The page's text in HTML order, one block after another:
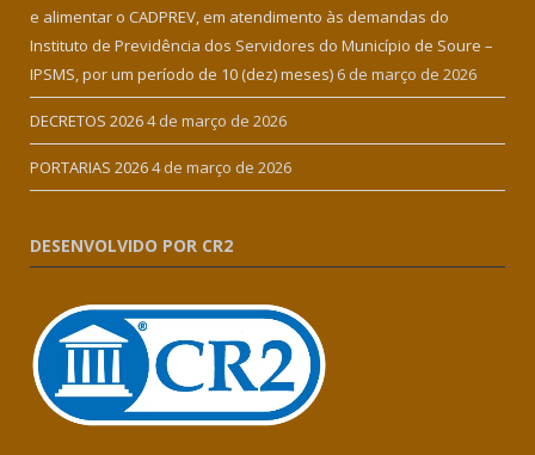
e alimentar o CADPREV, em atendimento às demandas do
Instituto de Previdência dos Servidores do Município de Soure –
IPSMS, por um período de 10 (dez) meses) 6 de março de 2026
DECRETOS 20264 de março de 2026
PORTARIAS 20264 de março de 2026
DESENVOLVIDO POR CR2